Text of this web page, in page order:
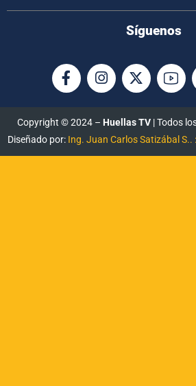
Síguenos
Copyright © 2024 – Huellas TV| Todos
Diseñado por: Ing. Juan Carlos Satizábal